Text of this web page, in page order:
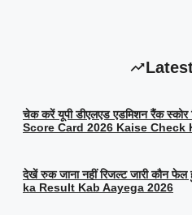
चेक करें यूपी डीएलएड एडमिशन रैंक
Score Card 2026 Kaise Check
देखें रुक जाना नहीं रिजल्ट जारी कौन
ka Result Kab Aayega 2026